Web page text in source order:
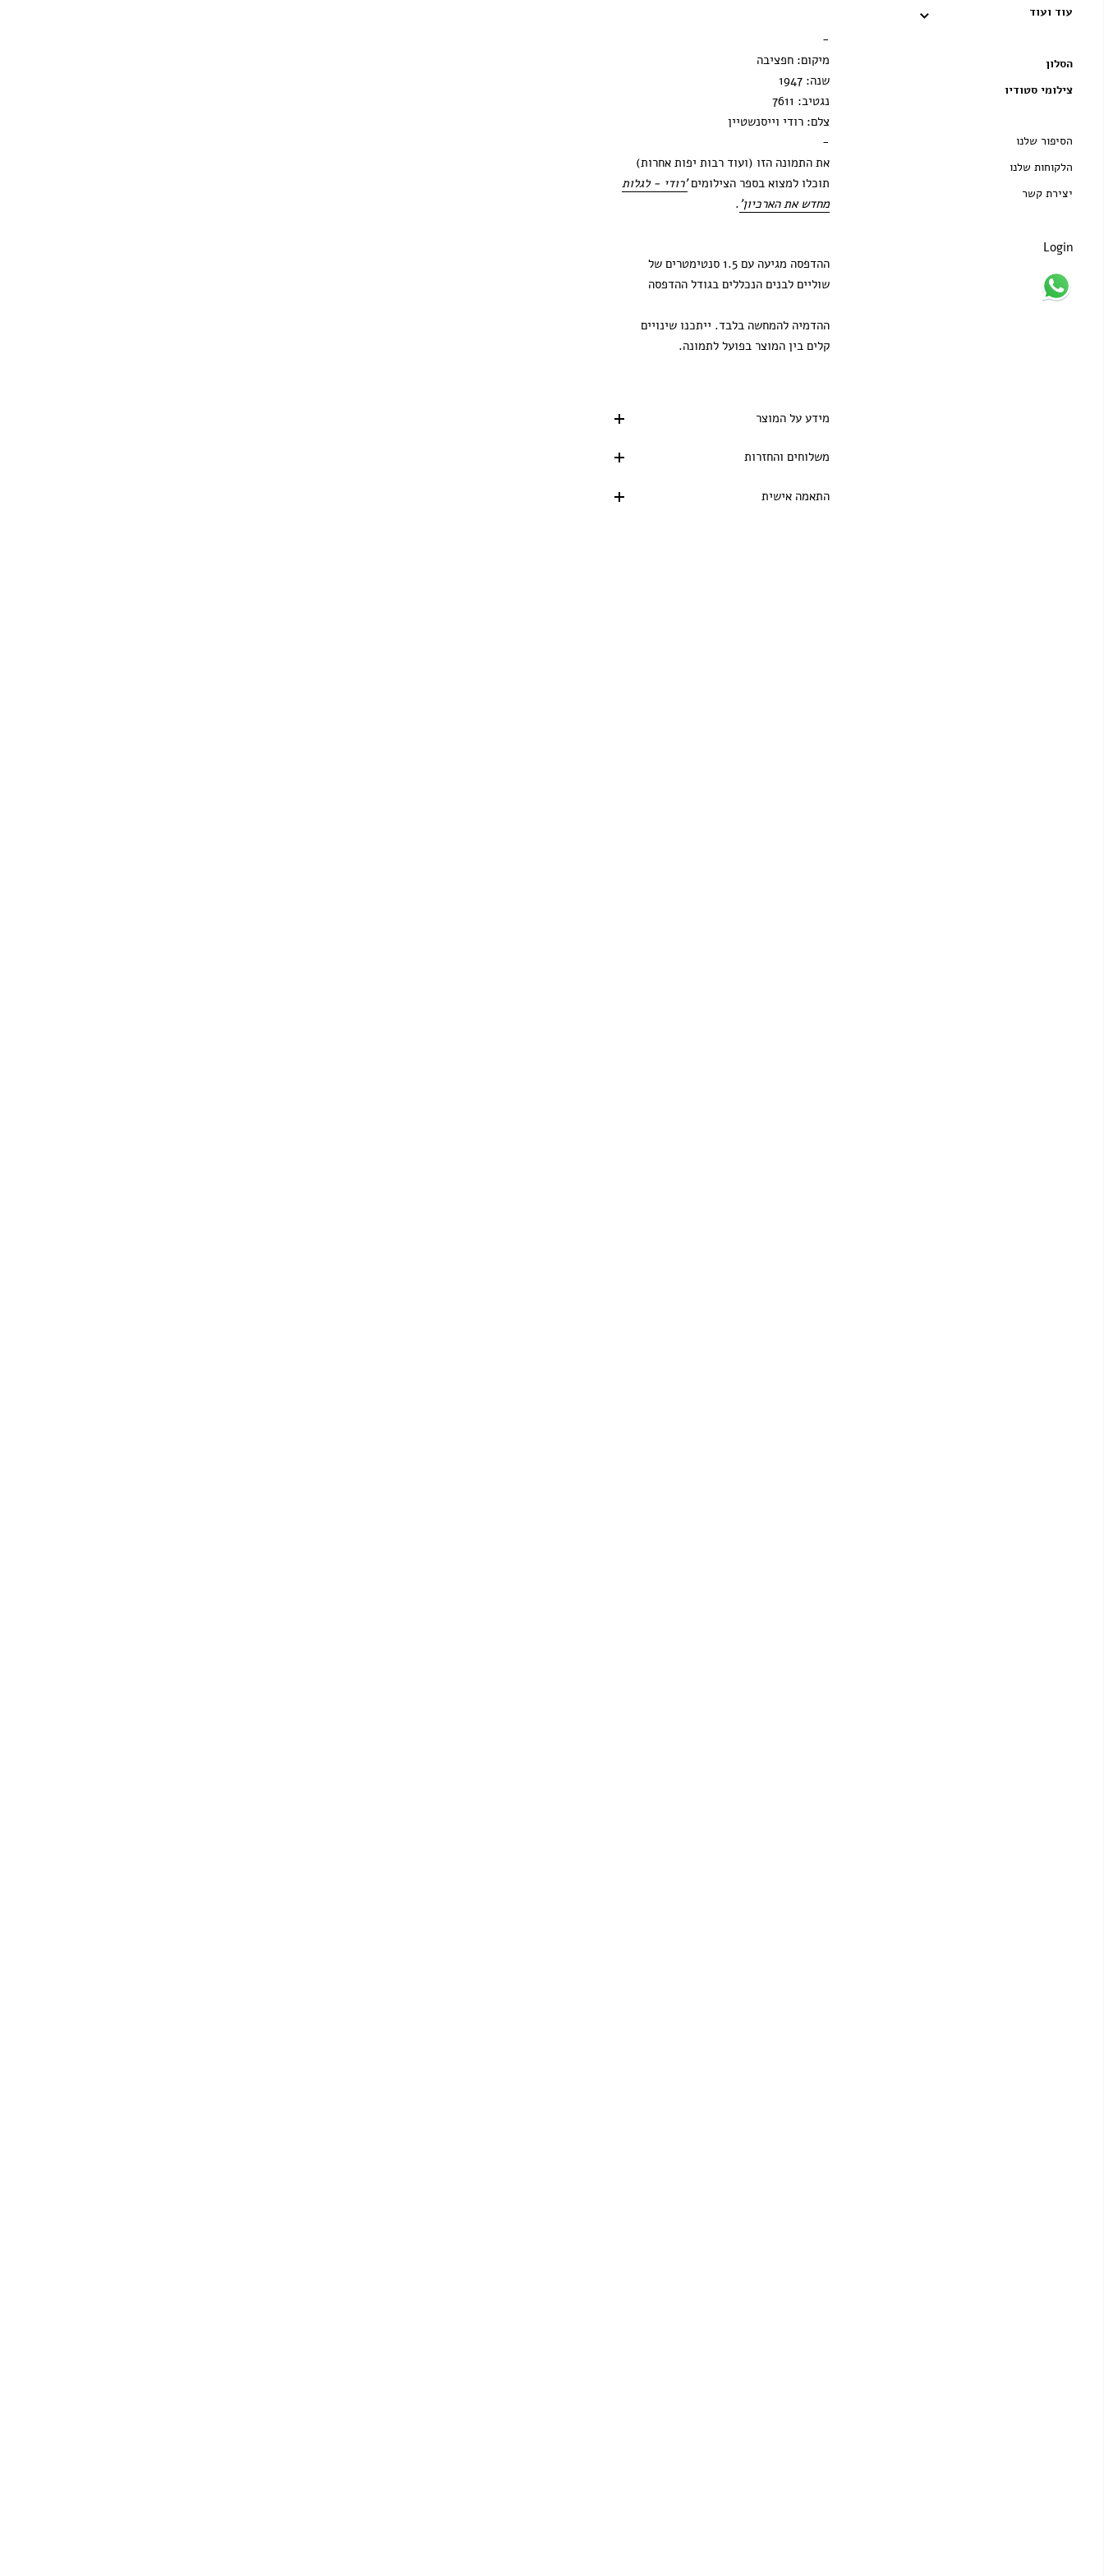
עוד ועוד
הסלון
צילומי סטודיו
הסיפור שלנו
הלקוחות שלנו
יצירת קשר
Login
-
מיקום: חפציבה
שנה: 1947
נגטיב: 7611
צלם: רודי וייסנשטיין
-
את התמונה הזו (ועוד רבות יפות אחרות)
תוכלו למצוא בספר הצילומים'רודי - לגלות
מחדש את הארכיון'.
ההדפסה מגיעה עם 1.5 סנטימטרים של
שוליים לבנים הנכללים בגודל ההדפסה
ההדמיה להמחשה בלבד. ייתכנו שינויים
קלים בין המוצר בפועל לתמונה.
מידע על המוצר
משלוחים והחזרות
התאמה אישית